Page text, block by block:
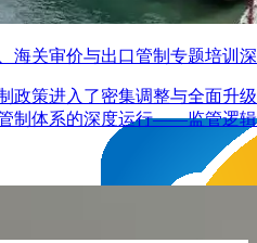
海关审价与出口管制专题培训
政策进入了密集调整与全面升
制体系的深度运行——监管逻辑